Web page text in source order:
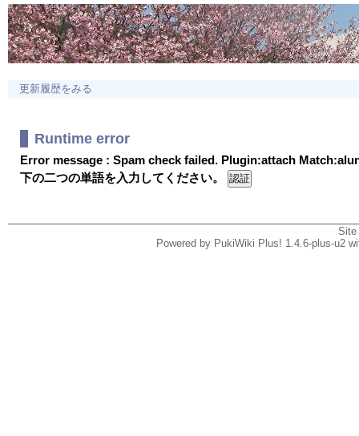
更新履歴をみる
Runtime error
Error message : Spam check failed. Plugin:attach
下の二つの単語を入力してください。
Powered by PukiWiki Plus! 1.4.6-plus-u2